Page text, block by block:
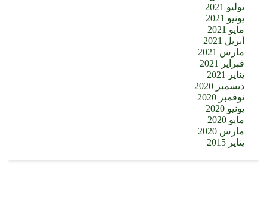
يوليو 2021
يونيو 2021
مايو 2021
أبريل 2021
مارس 2021
فبراير 2021
يناير 2021
ديسمبر 2020
نوفمبر 2020
يونيو 2020
مايو 2020
مارس 2020
يناير 2015